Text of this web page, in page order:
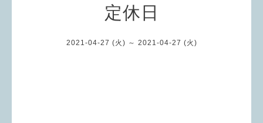
定休日
2021-04-27 (火) ～ 2021-04-27 (火)